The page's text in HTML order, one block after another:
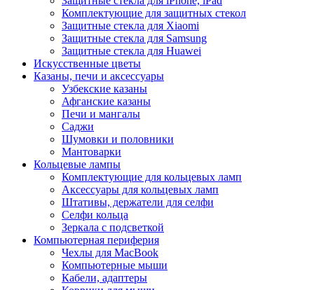
Комплектующие для защитных стекол
Защитные стекла для Xiaomi
Защитные стекла для Samsung
Защитные стекла для Huawei
Искусственные цветы
Казаны, печи и аксессуары
Узбекские казаны
Афганские казаны
Печи и мангалы
Саджи
Шумовки и половники
Мантоварки
Кольцевые лампы
Комплектующие для кольцевых ламп
Аксессуары для кольцевых ламп
Штативы, держатели для селфи
Селфи кольца
Зеркала с подсветкой
Компьютерная периферия
Чехлы для MacBook
Компьютерные мыши
Кабели, адаптеры